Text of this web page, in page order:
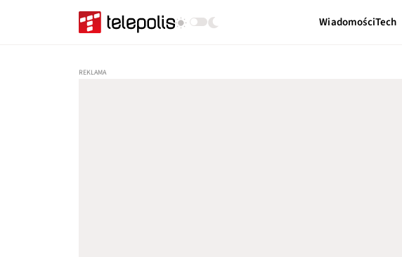
WiadomościTech